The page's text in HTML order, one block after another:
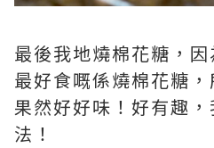
最後我地燒棉花糖，
最好食嘅係燒棉花糖，
果然好好味！好有趣
法！